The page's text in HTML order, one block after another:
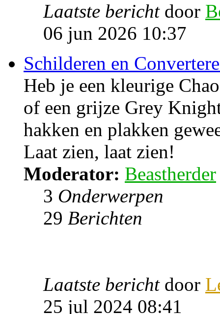
Laatste berichtdoor
06 jun 2026 10:37
Schilderen en
Heb je een kleurige
of een grijze Grey
hakken en plakken
Laat zien, laat zien!
Moderator: Beastherder
3 Onderwerpen
29 Berichten
Laatste berichtdoor
25 jul 2024 08:41